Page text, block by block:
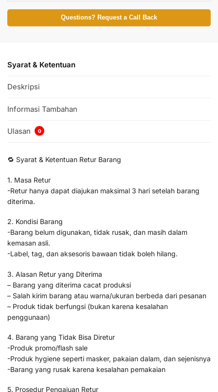
Questions? Request a Call Back
Syarat & Ketentuan
Deskripsi
Informasi Tambahan
Ulasan 0
🔁 Syarat & Ketentuan Retur Barang
1. Masa Retur
-Retur hanya dapat diajukan maksimal 3 hari setelah barang
diterima.
2. Kondisi Barang
-Barang belum digunakan, tidak rusak, dan masih dalam
kemasan asli.
-Label, tag, dan aksesoris bawaan tidak boleh hilang.
3. Alasan Retur yang Diterima
– Barang yang diterima cacat produksi
– Salah kirim barang atau warna/ukuran berbeda dari pesanan
– Produk tidak berfungsi (bukan karena kesalahan
penggunaan)
4. Barang yang Tidak Bisa Diretur
-Produk promo/flash sale
-Produk hygiene seperti masker, pakaian dalam, dan sejenisnya
-Barang yang rusak karena kesalahan pemakaian
5. Prosedur Pengajuan Retur